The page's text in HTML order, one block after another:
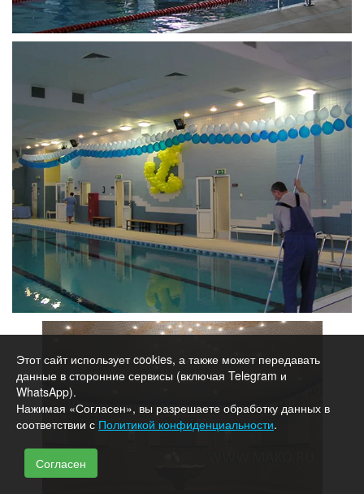
Этот сайт использует cookies, а также может передавать
данные в сторонние сервисы (включая Telegram и
WhatsApp).
Нажимая «Согласен», вы разрешаете обработку данных в
соответствии с Политикой конфиденциальности.
Согласен